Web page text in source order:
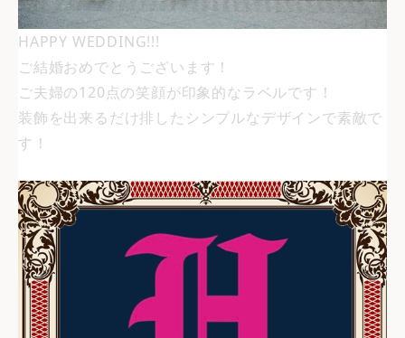
HAPPY WEDDING!!!
ご結婚おめでとうございます！
ご夫婦の120点の笑顔が印象的なラベルです！
装飾を出来るだけ排したシンプルなデザインで素敵で
す！